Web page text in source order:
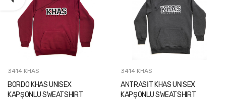
3414 KHAS
BORDO KHAS UNISEX
KAPŞONLU SWEATSHIRT
3414 KHAS
ANTRASİT KHAS UNISEX
KAPŞONLU SWEATSHIRT